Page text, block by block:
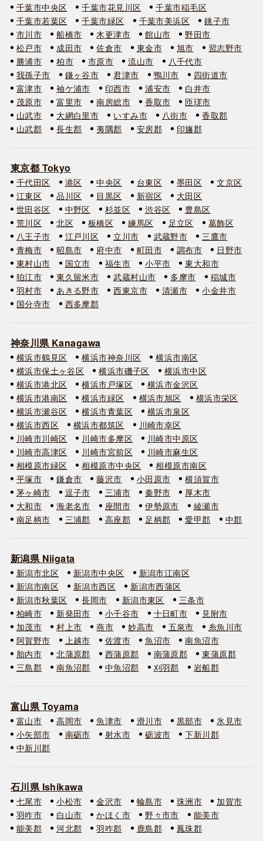
千葉市中央区 千葉市花見川区
千葉市稲毛区
千葉市若葉区
千葉市緑区 千葉市美浜区
銚子市
市川市
船橋市 木更津市 館山市
野田市
松戸市
成田市 佐倉市 東金市 旭市
習志野市
勝浦市
柏市 市原市 流山市
八千代市
我孫子市
鎌ヶ谷市 君津市 鴨川市
四街道市
富津市
袖ケ浦市 印西市 浦安市
白井市
茂原市
富里市 南房総市 香取市
匝瑳市
山武市
大網白里市 いすみ市 八街市
香取郡
山武郡
長生郡 夷隅郡 安房郡 印旛郡
東京都 Tokyo
千代田区 港区 中央区 台東区 墨田区
文京区
江東区
品川区 目黒区 新宿区
大田区
世田谷区
中野区 杉並区 渋谷区
豊島区
荒川区
北区 板橋区 練馬区 足立区
葛飾区
八王子市
江戸川区 立川市 武蔵野市
三鷹市
青梅市
昭島市 府中市 町田市 調布市
日野市
東村山市
国立市 福生市 小平市
東大和市
狛江市
東久留米市 武蔵村山市 多摩市
稲城市
羽村市
あきる野市 西東京市 清瀬市
小金井市
国分寺市
西多摩郡
神奈川県 Kanagawa
横浜市鶴見区 横浜市神奈川区
横浜市南区
横浜市保土ヶ谷区
横浜市磯子区
横浜市中区
横浜市港北区
横浜市戸塚区
横浜市金沢区
横浜市港南区
横浜市緑区 横浜市旭区
横浜市栄区
横浜市瀬谷区
横浜市青葉区
横浜市泉区
横浜市西区
横浜市都筑区
川崎市幸区
川崎市川崎区
川崎市多摩区
川崎市中原区
川崎市高津区
川崎市宮前区
川崎市麻生区
相模原市緑区
相模原市中央区
相模原市南区
平塚市
鎌倉市 藤沢市 小田原市
横須賀市
茅ヶ崎市
逗子市 三浦市 秦野市
厚木市
大和市
海老名市 座間市 伊勢原市
綾瀬市
南足柄市
三浦郡 高座郡 足柄郡 愛甲郡 中郡
新潟県 Niigata
新潟市北区 新潟市中央区
新潟市江南区
新潟市南区
新潟市西区
新潟市西蒲区
新潟市秋葉区
長岡市 新潟市東区
三条市
柏崎市
新発田市 小千谷市 十日町市
見附市
加茂市
村上市 燕市 妙高市 五泉市
糸魚川市
阿賀野市
上越市 佐渡市 魚沼市
南魚沼市
胎内市
北蒲原郡 西蒲原郡 南蒲原郡
東蒲原郡
三島郡
南魚沼郡 中魚沼郡 刈羽郡 岩船郡
富山県 Toyama
富山市 高岡市 魚津市 滑川市 黒部市
氷見市
小矢部市
南砺市 射水市 砺波市
下新川郡
中新川郡
石川県 Ishikawa
七尾市 小松市 金沢市 輪島市 珠洲市
加賀市
羽咋市
白山市 かほく市 野々市市
能美市
能美郡
河北郡 羽咋郡 鹿島郡 鳳珠郡